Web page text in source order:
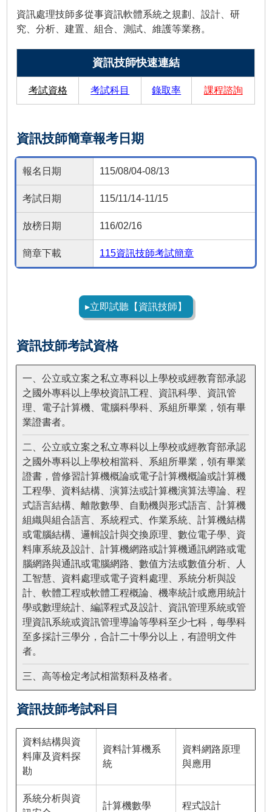
資訊處理技師多從事資訊軟體系統之規劃、設計、研
究、分析、建置、組合、測試、維護等業務。
資訊技師快速連結
考試資格 考試科目 錄取率 課程諮詢
資訊技師簡章報考日期
報名日期 115/08/04-08/13
考試日期 115/11/14-11/15
放榜日期 116/02/16
簡章下載 115資訊技師考試簡章
▸立即試聽【資訊技師】
資訊技師考試資格
一、公立或立案之私立專科以上學校或經教育部承認
之國外專科以上學校資訊工程、資訊科學、資訊管
理、電子計算機、電腦科學科、系組所畢業，領有畢
業證書者。
二、公立或立案之私立專科以上學校或經教育部承認
之國外專科以上學校相當科、系組所畢業，領有畢業
證書，曾修習計算機概論或電子計算機概論或計算機
工程學、資料結構、演算法或計算機演算法導論、程
式語言結構、離散數學、自動機與形式語言、計算機
組織與組合語言、系統程式、作業系統、計算機結構
或電腦結構、邏輯設計與交換原理、數位電子學、資
料庫系統及設計、計算機網路或計算機通訊網路或電
腦網路與通訊或電腦網路、數值方法或數值分析、人
工智慧、資料處理或電子資料處理、系統分析與設
計、軟體工程或軟體工程概論、機率統計或應用統計
學或數理統計、編譯程式及設計、資訊管理系統或管
理資訊系統或資訊管理導論等學科至少七科，每學科
至多採計三學分，合計二十學分以上，有證明文件
者。
三、高等檢定考試相當類科及格者。
資訊技師考試科目
資料結構與資
料庫及資料探
勘
資料計算機系
統
資料網路原理
與應用
系統分析與資
計算機數學 程式設計